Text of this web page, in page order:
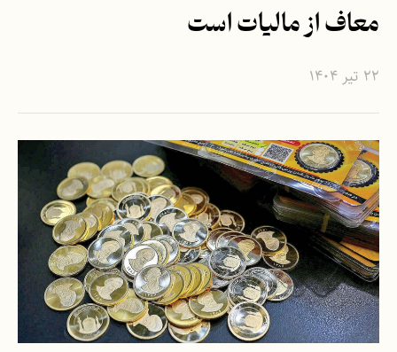
معاف از مالیات است
۲۲ تیر ۱۴۰۴